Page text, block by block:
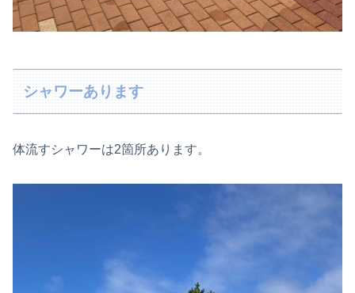
シャワーあります
体流すシャワーは2箇所あります。